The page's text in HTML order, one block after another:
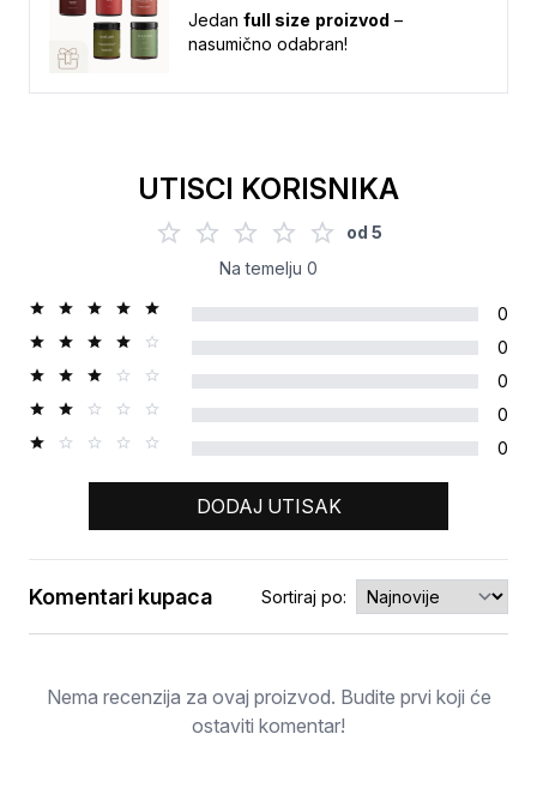
Jedan full size proizvod –
nasumično odabran!
UTISCI KORISNIKA
od 5
Na temelju 0
0
0
0
0
0
DODAJ UTISAK
Ocjena
Komentari kupaca Sortiraj po:
Nema recenzija za ovaj proizvod. Budite prvi koji će
ostaviti komentar!